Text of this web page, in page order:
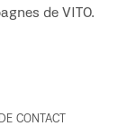
CONTACT
de VITO.